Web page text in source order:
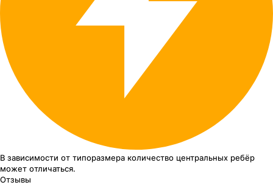
В зависимости от типоразмера количество центральных ребёр
может отличаться.
Отзывы